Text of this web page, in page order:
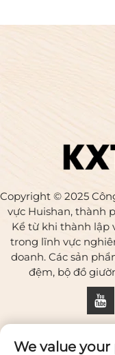
Copyright © 2025
vực Huishan, thành
Kể từ khi thành lập
trong lĩnh vực
doanh. Các sản
đệm, bộ đồ
We value your